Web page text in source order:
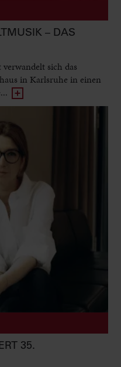
– DAS
sich das
in Karlsruhe in einen
35.